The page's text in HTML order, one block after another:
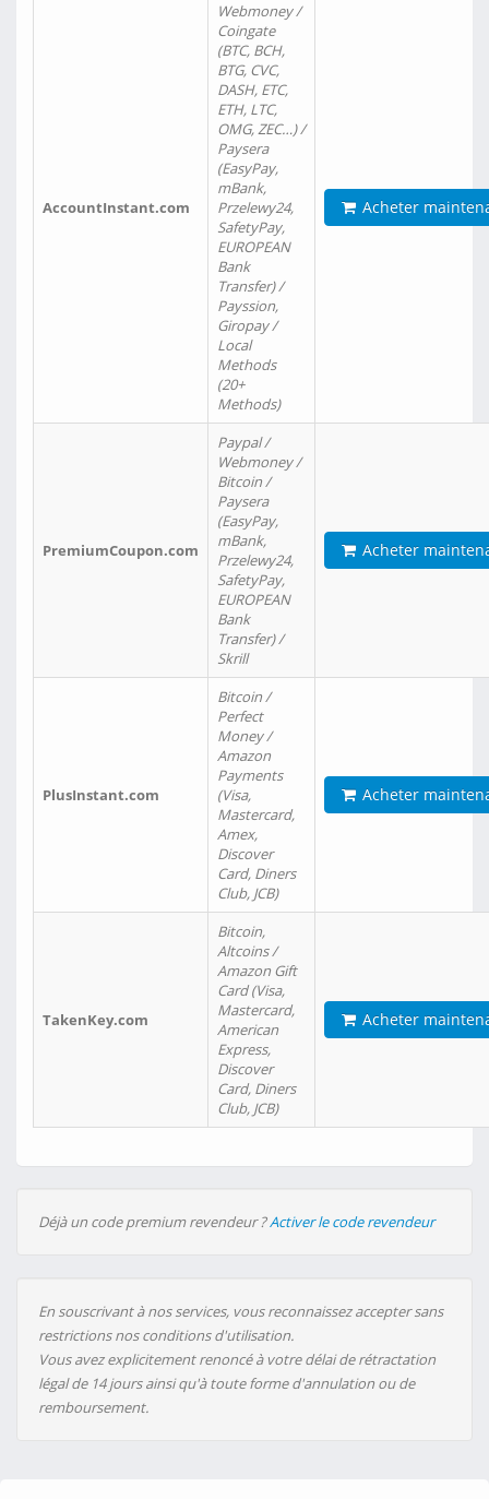
AccountInstant.com
Webmoney /
Coingate
(BTC, BCH,
BTG, CVC,
DASH, ETC,
ETH, LTC,
OMG, ZEC…) /
Paysera
(EasyPay,
mBank,
Przelewy24,
SafetyPay,
EUROPEAN
Bank
Transfer) /
Payssion,
Giropay /
Local
Methods
(20+
Methods)
Acheter
PremiumCoupon.com
Paypal /
Webmoney /
Bitcoin /
Paysera
(EasyPay,
mBank,
Przelewy24,
SafetyPay,
EUROPEAN
Bank
Transfer) /
Skrill
Acheter
PlusInstant.com
Bitcoin /
Perfect
Money /
Amazon
Payments
(Visa,
Mastercard,
Amex,
Discover
Card, Diners
Club, JCB)
Acheter
TakenKey.com
Bitcoin,
Altcoins /
Amazon Gift
Card (Visa,
Mastercard,
American
Express,
Discover
Card, Diners
Club, JCB)
Acheter
Déjà un code premium revendeur ?Activer le code revendeur
En souscrivant à nos services, vous reconnaissez accepter sans
restrictions nos conditions d'utilisation.
Vous avez explicitement renoncé à votre délai de rétractation
légal de 14 jours ainsi qu'à toute forme d'annulation ou de
remboursement.